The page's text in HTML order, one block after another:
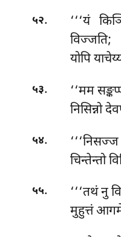
५२.
‘‘‘यं
विज्जति;
योपि
५३.
‘‘मम
निसिन्नो
५४. ‘‘‘निसज्ज
चिन्तेन्तो
५५. ‘‘‘तथंनु
मुहुत्तं